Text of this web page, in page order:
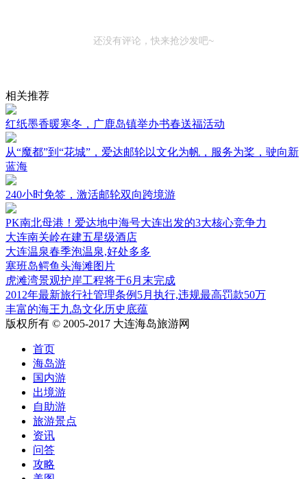
还没有评论，快来抢沙发吧~
相关推荐
红纸墨香暖寒冬，广鹿岛镇举办书春送福活动
从“魔都”到“花城”，爱达邮轮以文化为帆，服务为桨，驶向新
蓝海
240小时免签，激活邮轮双向跨境游
PK南北母港！爱达地中海号大连出发的3大核心竞争力
大连南关岭在建五星级酒店
大连温泉春季泡温泉,好处多多
塞班岛鳄鱼头海滩图片
虎滩湾景观护岸工程将于6月末完成
2012年最新旅行社管理条例5月执行,违规最高罚款50万
丰富的海王九岛文化历史底蕴
版权所有 © 2005-2017 大连海岛旅游网
首页
海岛游
国内游
出境游
自助游
旅游景点
资讯
问答
攻略